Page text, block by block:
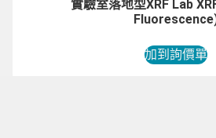
實驗室落地型XRF Lab
加到詢價單